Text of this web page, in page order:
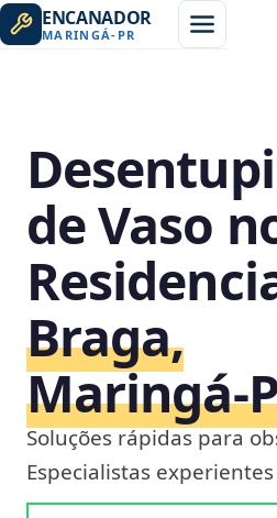
ENCANADOR
MARINGÁ- PR
de Vaso
Braga,
Soluções rápidas para
Especialistas